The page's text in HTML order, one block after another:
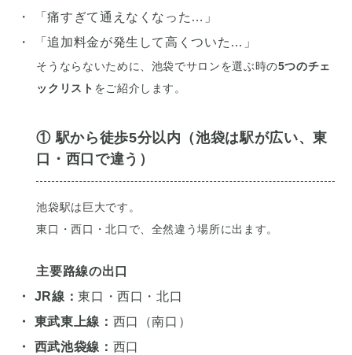
・ 「痛すぎて通えなくなった…」
・ 「追加料金が発生して高くついた…」
そうならないために、池袋でサロンを選ぶ時の5つのチェ
ックリスト をご紹介します。
① 駅から徒歩5分以内（池袋は駅が広い、東
口・西口で違う）
池袋駅は巨大です。
東口・西口・北口で、全然違う場所に出ます。
主要路線の出口
・ JR線：東口・西口・北口
・ 東武東上線： 西口（南口）
・ 西武池袋線： 西口